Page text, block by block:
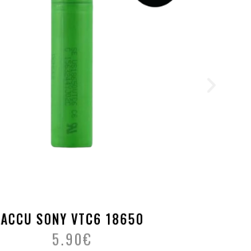
ACCU SONY VTC6 18650
5.90€